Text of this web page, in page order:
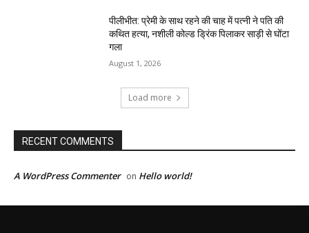
पीलीभीत: प्रेमी के साथ रहने की चाह में पत्नी ने पति की
कथित हत्या, नशीली कोल्ड ड्रिंक पिलाकर साड़ी से घोंटा
गला
August 1, 2026
Load more
RECENT COMMENTS
A WordPress Commenter on Hello world!